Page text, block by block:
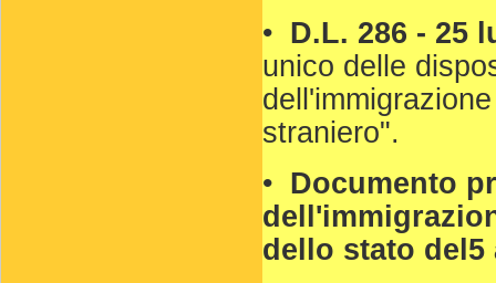
• D.L. 286 - 25
unico delle
straniero".
• Documento
dello stato del5